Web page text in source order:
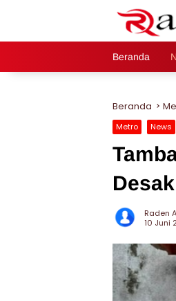
Beranda
Beranda
Metro News
Raden
10 Juni